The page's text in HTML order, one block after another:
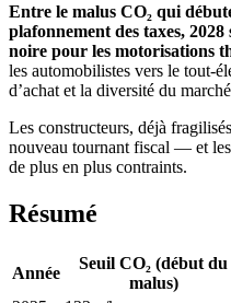
Entre le malus CO₂ qui
plafonnement des taxes, 2028
noire pour les motorisations
les automobilistes vers le tout-
d’achat et la diversité du
Les constructeurs, déjà
nouveau tournant fiscal — et
de plus en plus contraints.
Résumé
Année
Seuil CO₂ (début du
malus)